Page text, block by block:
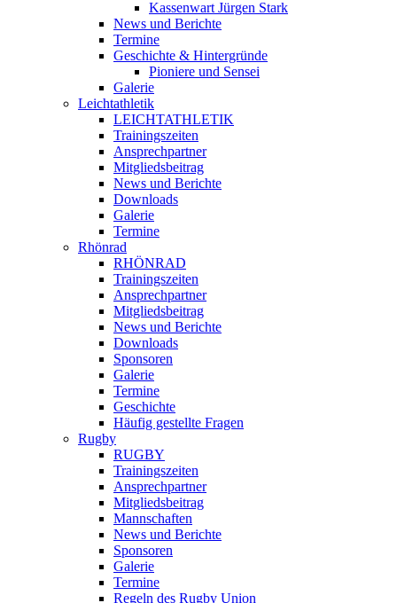
Kassenwart Jürgen Stark
News und Berichte
Termine
Geschichte & Hintergründe
Pioniere und Sensei
Galerie
Leichtathletik
LEICHTATHLETIK
Trainingszeiten
Ansprechpartner
Mitgliedsbeitrag
News und Berichte
Downloads
Galerie
Termine
Rhönrad
RHÖNRAD
Trainingszeiten
Ansprechpartner
Mitgliedsbeitrag
News und Berichte
Downloads
Sponsoren
Galerie
Termine
Geschichte
Häufig gestellte Fragen
Rugby
RUGBY
Trainingszeiten
Ansprechpartner
Mitgliedsbeitrag
Mannschaften
News und Berichte
Sponsoren
Galerie
Termine
Regeln des Rugby Union